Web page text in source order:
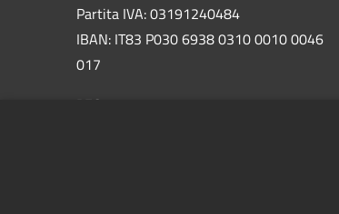
Partita IVA: 03191240484
IBAN: IT83 P030 6938 0310 0010 0046
017
PEC: